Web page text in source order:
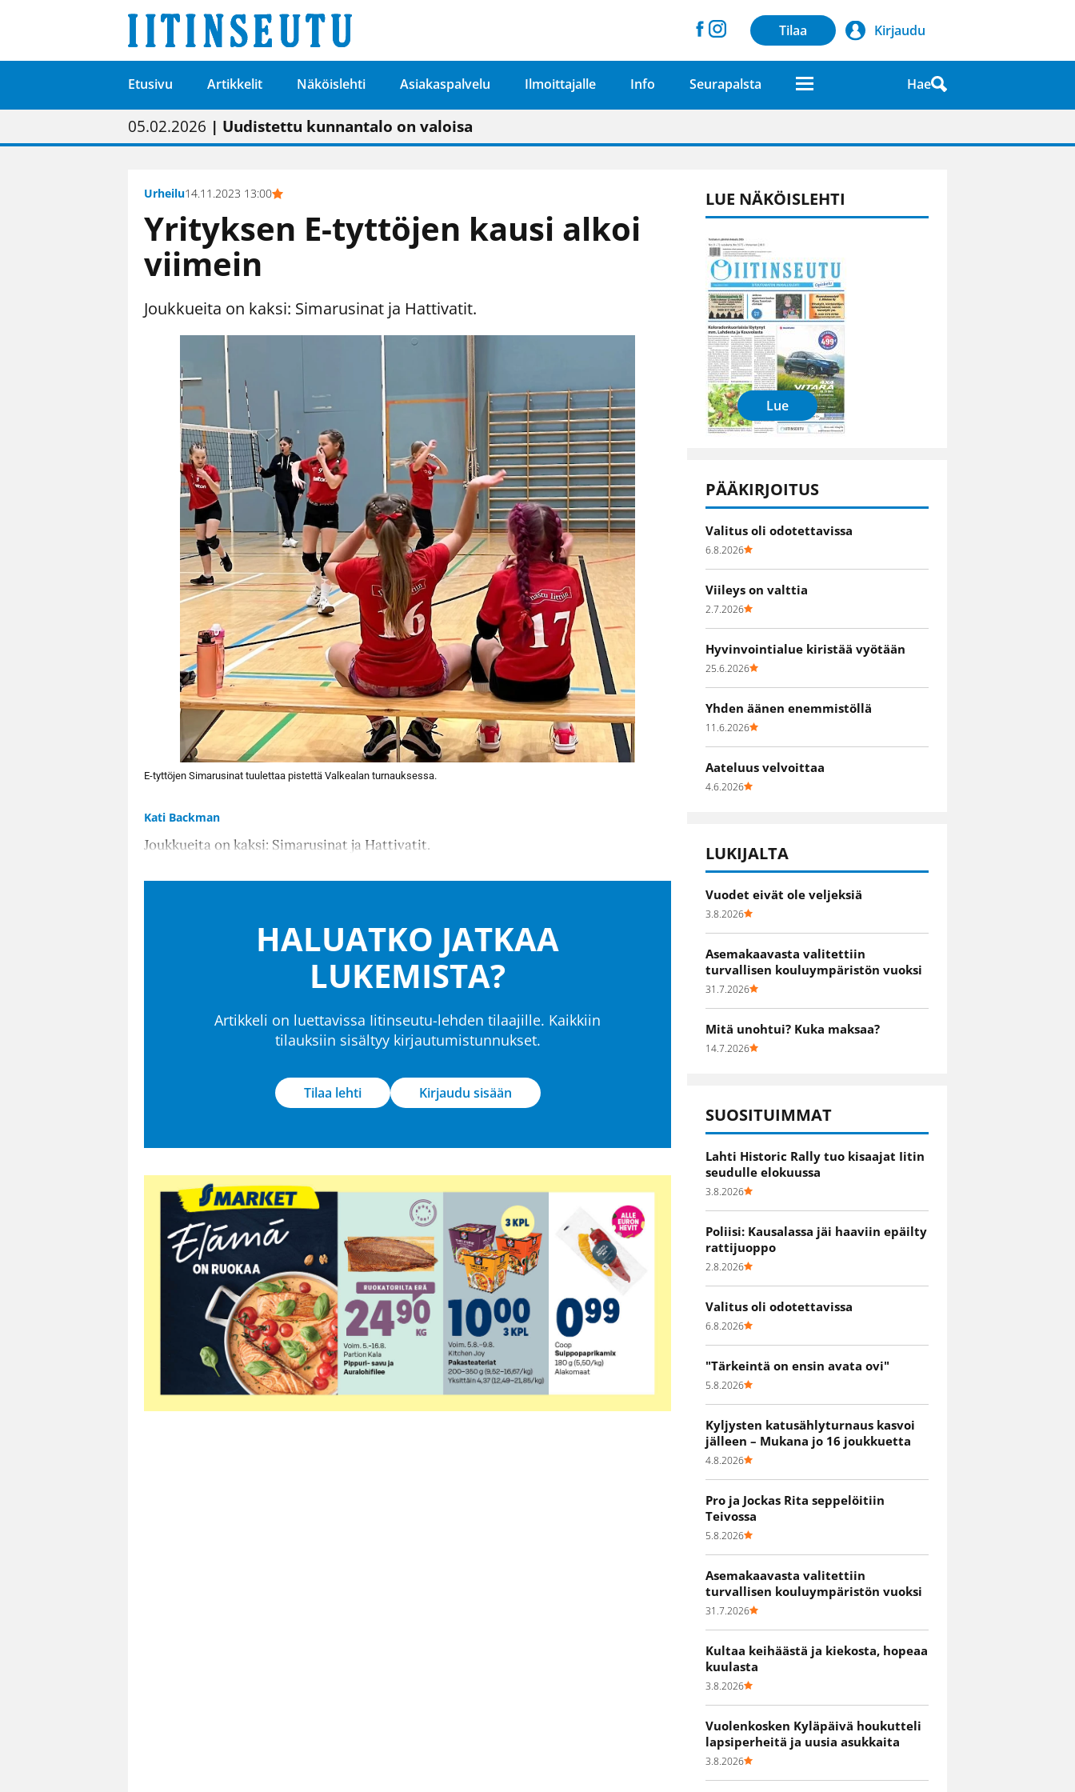
Tilaa Kirjaudu
Etusivu Artikkelit Näköislehti Asiakaspalvelu Ilmoittajalle Info Seurapalsta Hae
01.02.2026 | Painon vaihtumisen pitäisi näkyä hieman parempana painojäljen laatuna lehdessä
05.02.2026 | Uudistettu kunnantalo on valoisa
23.04.2026 | “Olemme käynnistämässä uudelleen keskustavisiotyön”
09.05.2026| "Maalla on totuttu elämään omavaraisemmin kuin kaupungissa"
Urheilu14.11.2023 13:00
Yrityksen E-tyttöjen kausi alkoi
viimein
Joukkueita on kaksi: Simarusinat ja Hattivatit.
E-tyttöjen Simarusinat tuulettaa pistettä Valkealan turnauksessa.
Kati Backman
Joukkueita on kaksi: Simarusinat ja Hattivatit.
HALUATKO JATKAA
LUKEMISTA?
Artikkeli on luettavissa Iitinseutu-lehden tilaajille. Kaikkiin
tilauksiin sisältyy kirjautumistunnukset.
Tilaa lehti Kirjaudu sisään
LUE NÄKÖISLEHTI
Lue
PÄÄKIRJOITUS
Valitus oli odotettavissa
6.8.2026
Viileys on valttia
2.7.2026
Hyvinvointialue kiristää vyötään
25.6.2026
Yhden äänen enemmistöllä
11.6.2026
Aateluus velvoittaa
4.6.2026
LUKIJALTA
Vuodet eivät ole veljeksiä
3.8.2026
Asemakaavasta valitettiin
turvallisen kouluympäristön vuoksi
31.7.2026
Mitä unohtui? Kuka maksaa?
14.7.2026
SUOSITUIMMAT
Lahti Historic Rally tuo kisaajat Iitin
seudulle elokuussa
3.8.2026
Poliisi: Kausalassa jäi haaviin epäilty
rattijuoppo
2.8.2026
Valitus oli odotettavissa
6.8.2026
"Tärkeintä on ensin avata ovi"
5.8.2026
Kyljysten katusählyturnaus kasvoi
jälleen – Mukana jo 16 joukkuetta
4.8.2026
Pro ja Jockas Rita seppelöitiin
Teivossa
5.8.2026
Asemakaavasta valitettiin
turvallisen kouluympäristön vuoksi
31.7.2026
Kultaa keihäästä ja kiekosta, hopeaa
kuulasta
3.8.2026
Vuolenkosken Kyläpäivä houkutteli
lapsiperheitä ja uusia asukkaita
3.8.2026